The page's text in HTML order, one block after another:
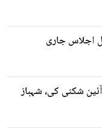
اجلاس جاری
شکنی کی، شہباز